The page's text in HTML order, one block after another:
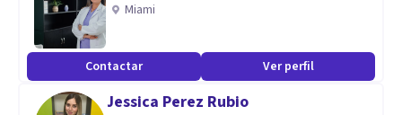
Miami
Contactar Ver perfil
Jessica Perez Rubio